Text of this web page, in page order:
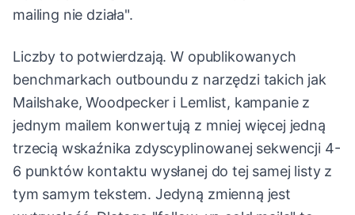
mailing nie działa".
Liczby to potwierdzają. W opublikowanych
benchmarkach outboundu z narzędzi takich jak
Mailshake, Woodpecker i Lemlist, kampanie z
jednym mailem konwertują z mniej więcej jedną
trzecią wskaźnika zdyscyplinowanej sekwencji 4-
6 punktów kontaktu wysłanej do tej samej listy z
tym samym tekstem. Jedyną zmienną jest